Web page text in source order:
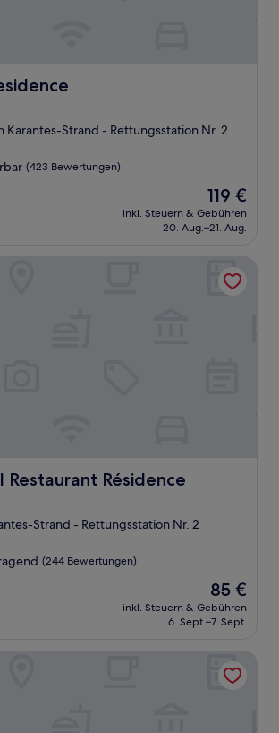
Karantes-Strand - Rettungsstation Nr. 2
(423 Bewertungen)
Der
Preis
beträgt
119 €
inkl. Steuern & Gebühren
20. Aug.–21. Aug.
Restaurant Résidence
Résidence
Strand - Rettungsstation Nr. 2
(244 Bewertungen)
Der
Preis
beträgt
85 €
inkl. Steuern & Gebühren
6. Sept.–7. Sept.